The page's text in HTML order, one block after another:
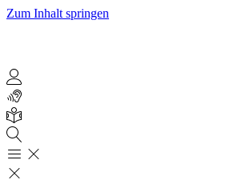
Zum Inhalt springen